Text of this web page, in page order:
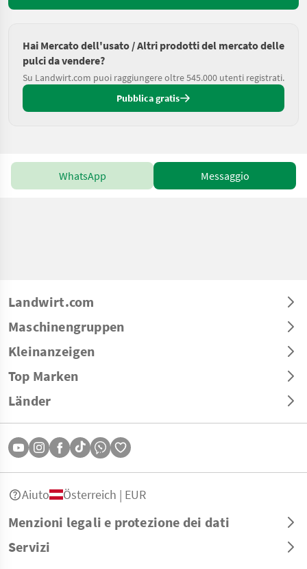
Hai Mercato dell'usato / Altri prodotti del mercato delle
pulci da vendere?
Su Landwirt.com puoi raggiungere oltre 545.000 utenti registrati.
Pubblica gratis
WhatsApp Messaggio
Landwirt.com
Maschinengruppen
Kleinanzeigen
Top Marken
Länder
Menzioni legali e protezione dei dati
Servizi
Aiuto Österreich | EUR